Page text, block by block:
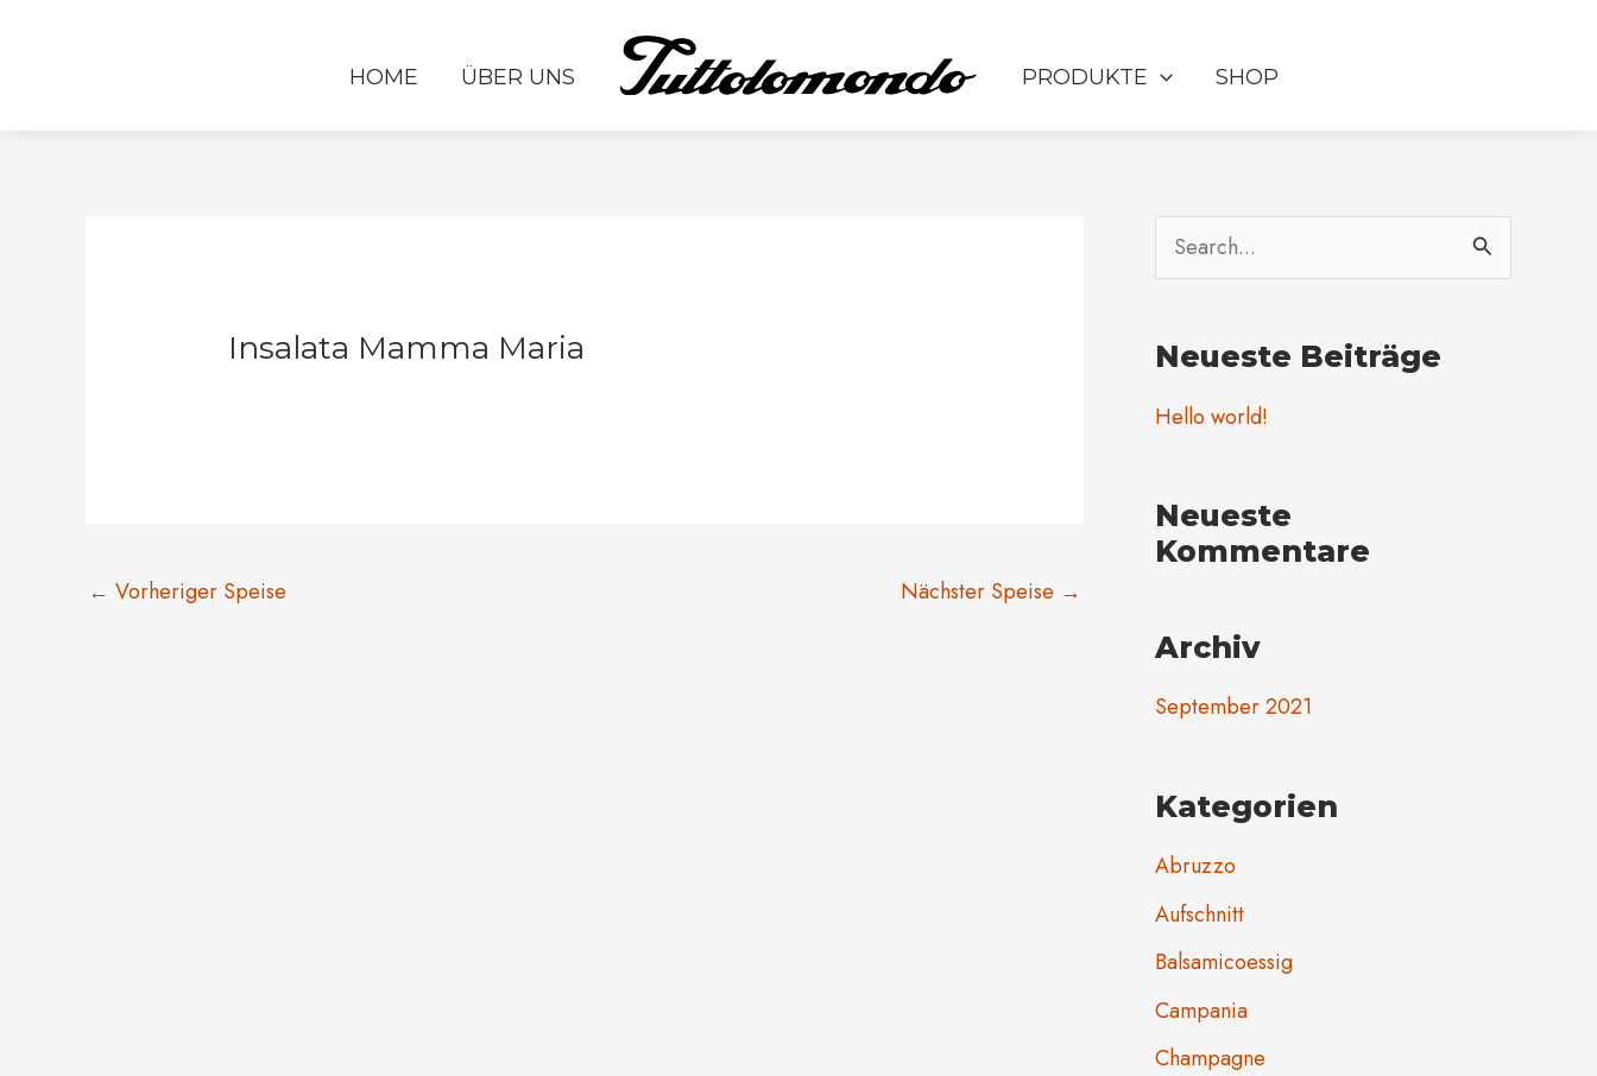
HOME ÜBER UNS PRODUKTE SHOP
Insalata Mamma Maria
← Vorheriger Speise Nächster Speise →
e
n
a
h
Neueste Beiträge
Hello world!
Neueste
Kommentare
Archiv
September 2021
Kategorien
Abruzzo
Aufschnitt
Balsamicoessig
Campania
Champagne